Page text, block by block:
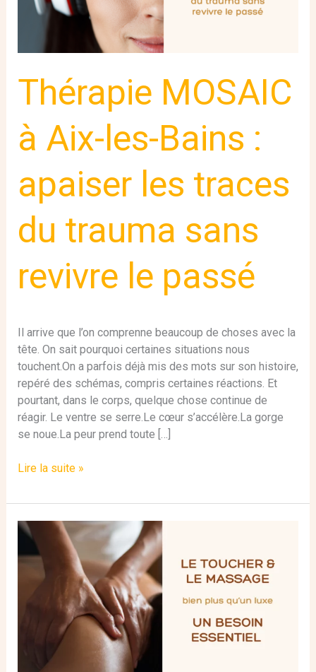
Thérapie MOSAIC
à Aix-les-Bains :
apaiser les traces
du trauma sans
revivre le passé
Il arrive que l’on comprenne beaucoup de choses avec la
tête. On sait pourquoi certaines situations nous
touchent.On a parfois déjà mis des mots sur son histoire,
repéré des schémas, compris certaines réactions. Et
pourtant, dans le corps, quelque chose continue de
réagir. Le ventre se serre.Le cœur s’accélère.La gorge
se noue.La peur prend toute […]
traces
trauma
sans
revivre
le
Lire la suite »
le
massage
et
essentiel